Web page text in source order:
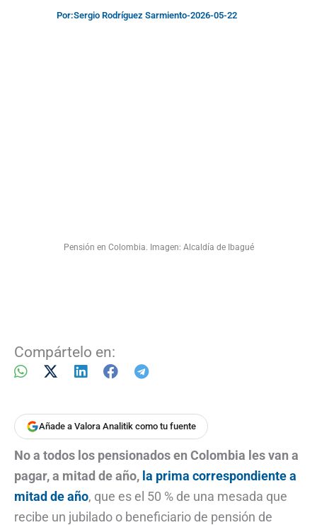
Por:Sergio Rodríguez Sarmiento-2026-05-22
Pensión en Colombia. Imagen: Alcaldía de Ibagué
Compártelo en:
Añade a Valora Analitik como tu fuente
No a todos los pensionados en Colombia les van a
pagar, a mitad de año, la prima correspondiente a
mitad de año, que es el 50 % de una mesada que
recibe un jubilado o beneficiario de pensión de